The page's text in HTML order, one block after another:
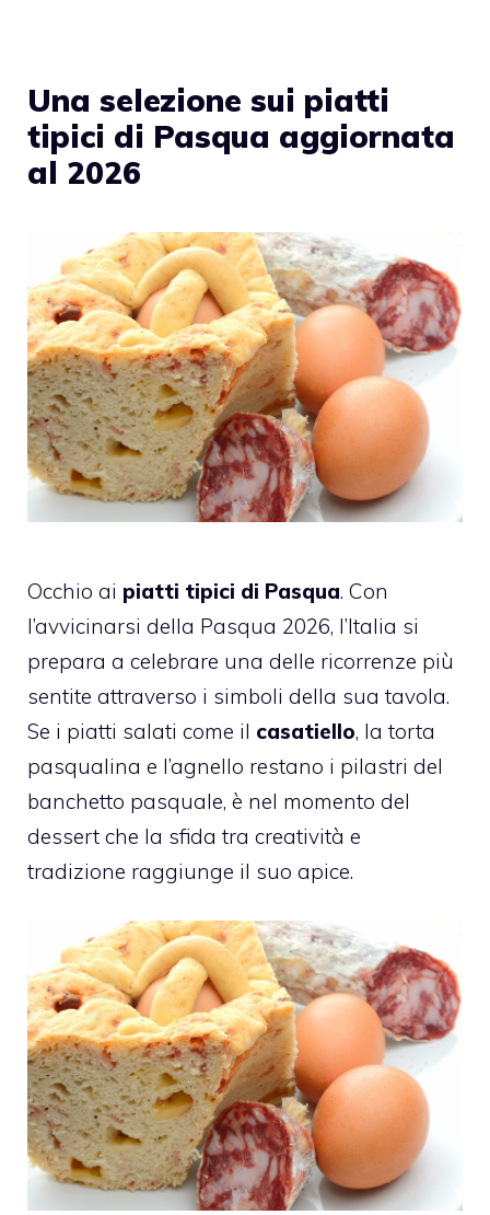
Una selezione sui piatti
tipici di Pasqua aggiornata
al 2026
Occhio ai piatti tipici di Pasqua. Con
l’avvicinarsi della Pasqua 2026, l’Italia si
prepara a celebrare una delle ricorrenze più
sentite attraverso i simboli della sua tavola.
Se i piatti salati come il casatiello, la torta
pasqualina e l’agnello restano i pilastri del
banchetto pasquale, è nel momento del
dessert che la sfida tra creatività e
tradizione raggiunge il suo apice.